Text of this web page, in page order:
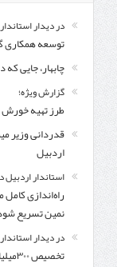
در دیدار
توسعه همکاری
چابهار، جایی
گزارش ویژه؛
طرز تهیه
قدردانی وزیر
اردبیل
استاندار اردبیل
راه‌اندازی
نمین تسریع
در دیدار
تخصیص ۳۰۰میلیارد تومان برای تکمیل بزرگراه اردبیل-سرچم